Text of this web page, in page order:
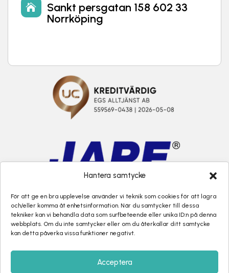
Hantera samtycke
För att ge en bra upplevelse använder vi teknik som cookies för att lagra
och/eller komma åt enhetsinformation. När du samtycker till dessa
tekniker kan vi behandla data som surfbeteende eller unika ID:n på denna
webbplats. Om du inte samtycker eller om du återkallar ditt samtycke
kan detta påverka vissa funktioner negativt.
Acceptera

Sankt persgatan 158 602 33
Norrköping